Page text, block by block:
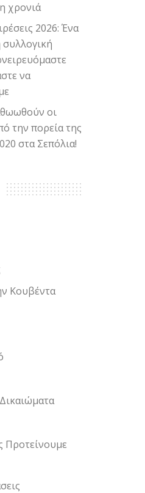
χρονιά
2026: Ένα
να
οι
την πορεία της
στα Σεπόλια!
Κουβέντα
Προτείνουμε